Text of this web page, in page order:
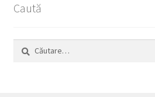
Caută
Caută